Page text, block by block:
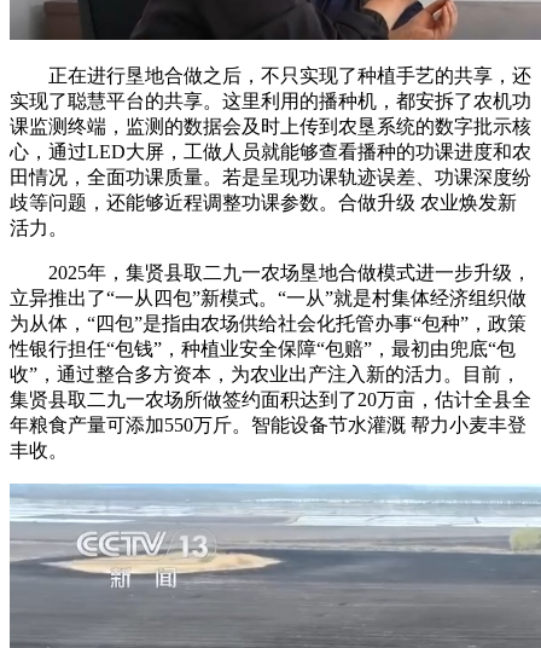
正在进行垦地合做之后，不只实现了种植手艺的共享，还
实现了聪慧平台的共享。这里利用的播种机，都安拆了农机功
课监测终端，监测的数据会及时上传到农垦系统的数字批示核
心，通过LED大屏，工做人员就能够查看播种的功课进度和农
田情况，全面功课质量。若是呈现功课轨迹误差、功课深度纷
歧等问题，还能够近程调整功课参数。合做升级 农业焕发新
活力。
2025年，集贤县取二九一农场垦地合做模式进一步升级，
立异推出了“一从四包”新模式。“一从”就是村集体经济组织做
为从体，“四包”是指由农场供给社会化托管办事“包种”，政策
性银行担任“包钱”，种植业安全保障“包赔”，最初由兜底“包
收”，通过整合多方资本，为农业出产注入新的活力。目前，
集贤县取二九一农场所做签约面积达到了20万亩，估计全县全
年粮食产量可添加550万斤。智能设备节水灌溉 帮力小麦丰登
丰收。